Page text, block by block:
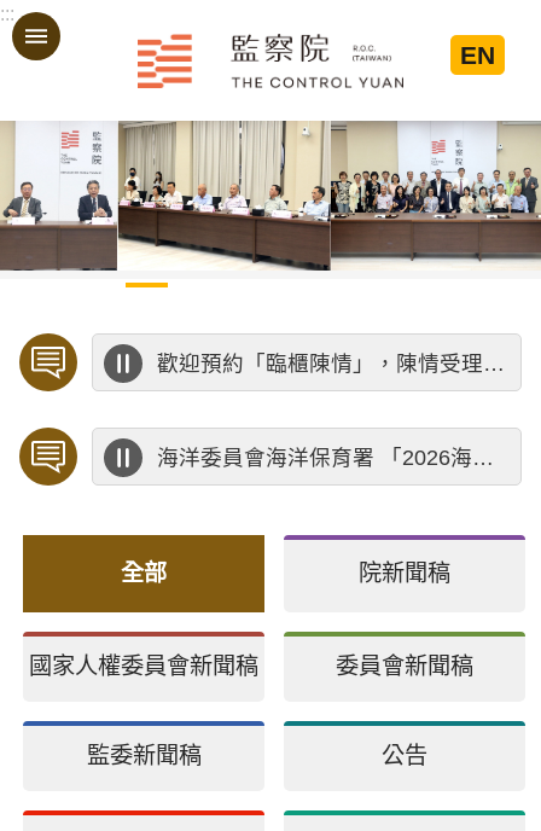
跳到主要內容區塊
:::
EN
歡迎預約「臨櫃陳情」，陳情受理中心將優先排定人員與您接談，釐清案情爭點後收案處理，以節省您的寶貴時間。
海洋委員會海洋保育署 「2026海洋保育創意短影音競賽」活動
全部 院新聞稿
國家人權委員會新聞稿 委員會新聞稿
監委新聞稿 公告